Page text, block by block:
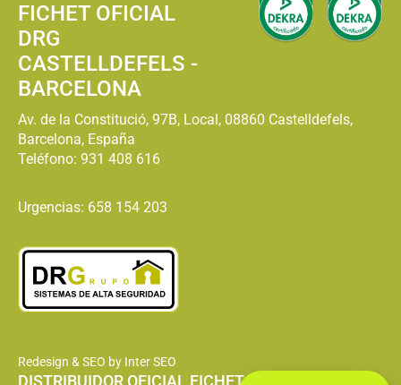
FICHET OFICIAL
DRG
CASTELLDEFELS -
BARCELONA
Av. de la Constitució, 97B, Local, 08860 Castelldefels,
Barcelona, España
Teléfono: 931 408 616
Urgencias: 658 154 203
Redesign & SEO by Inter SEO
DISTRIBUIDOR OFICIAL FICHET